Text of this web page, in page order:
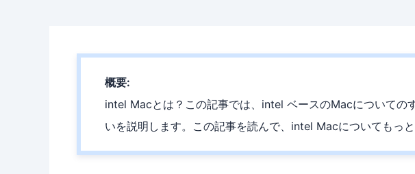
概要:
intel Macとは？この記事では、intel ベースのMacについての
いを説明します。この記事を読んで、intel Macについてもっと